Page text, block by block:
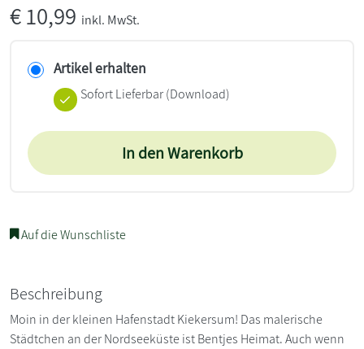
€10,99 inkl. MwSt.
Artikel erhalten
Sofort Lieferbar (Download)
In den Warenkorb
Auf die Wunschliste
Beschreibung
Moin in der kleinen Hafenstadt Kiekersum! Das malerische
Städtchen an der Nordseeküste ist Bentjes Heimat. Auch wenn